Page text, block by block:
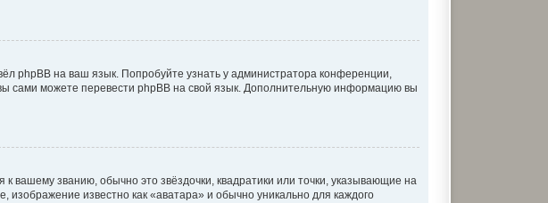
phpBB на ваш язык. Попробуйте узнать у администратора конференции,
сами можете перевести phpBB на свой язык. Дополнительную информацию вы
вашему званию, обычно это звёздочки, квадратики или точки, указывающие на
известно как «аватара» и обычно уникально для каждого